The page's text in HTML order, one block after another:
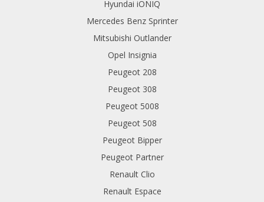
Hyundai iONIQ
Mercedes Benz Sprinter
Mitsubishi Outlander
Opel Insignia
Peugeot 208
Peugeot 308
Peugeot 5008
Peugeot 508
Peugeot Bipper
Peugeot Partner
Renault Clio
Renault Espace